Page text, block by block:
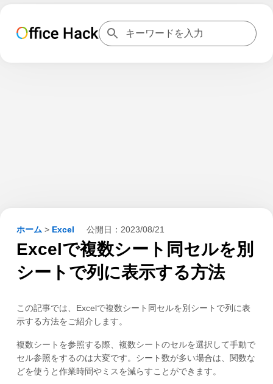
ホーム > Excel 公開日： 2023/08/21
Excelで複数シート同セルを別
シートで列に表示する方法
この記事では、Excelで複数シート同セルを別シートで列に表
示する方法をご紹介します。
複数シートを参照する際、複数シートのセルを選択して手動で
セル参照をするのは大変です。シート数が多い場合は、関数な
どを使うと作業時間やミスを減らすことができます。